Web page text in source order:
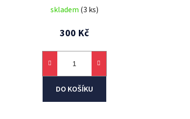
skladem (3 ks)
300 Kč
DO KOŠÍKU